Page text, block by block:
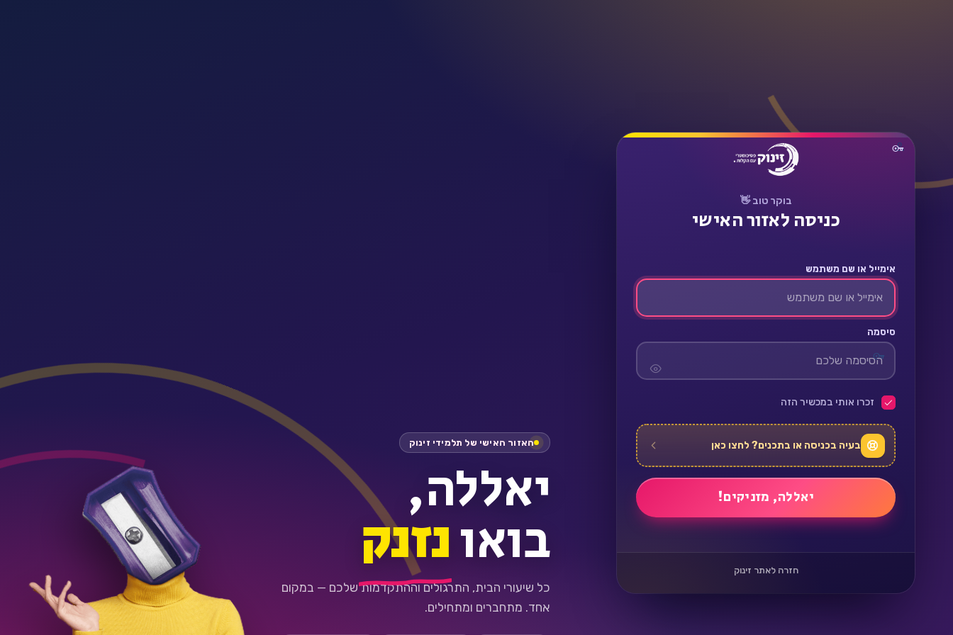
בוקר טוב 👋
כניסה לאזור האישי
אימייל או שם משתמש
סיסמה
זכרו אותי במכשיר הזה
בעיה בכניסה או בתכנים? לחצו כאן
חזרה לאתר זינוק
האזור האישי של תלמידי זינוק
יאללה,
בואונזנק
כל שיעורי הבית, התרגולים וההתקדמות שלכם — במקום
אחד. מתחברים ומתחילים.